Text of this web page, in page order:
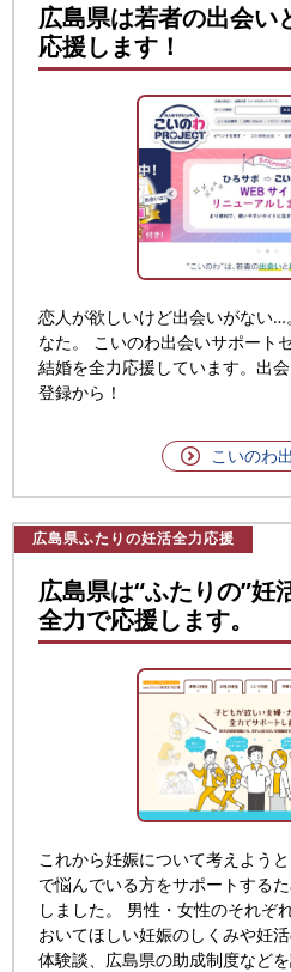
広島県は若者の出会い
応援します！
恋人が欲しいけど出会いがない
なた。
こいのわ出会いサポート
結婚を全力応援しています。 出
登録から！
こいのわ
広島県ふたりの妊活全力応援
広島県は“ふたりの”妊
全力で応援します。
これから妊娠について考えよう
で悩んでいる方をサポートする
しました。
男性・女性のそれぞ
おいてほしい妊娠のしくみや妊
体験談、広島県の助成制度など